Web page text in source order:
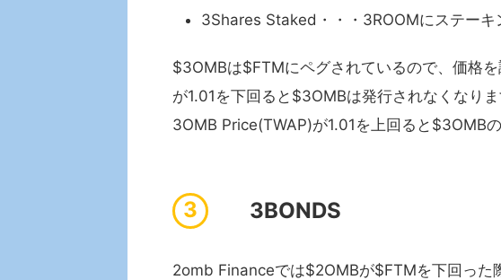
3Shares Staked・・・3ROOMにステー
$3OMBは$FTMにペグされているので、価格
が1.01を下回ると$3OMBは発行されなくなりま
3OMB Price(TWAP)が1.01を上回ると$3OMB
3BONDS
2omb Financeでは$2OMBが$FTMを下回った